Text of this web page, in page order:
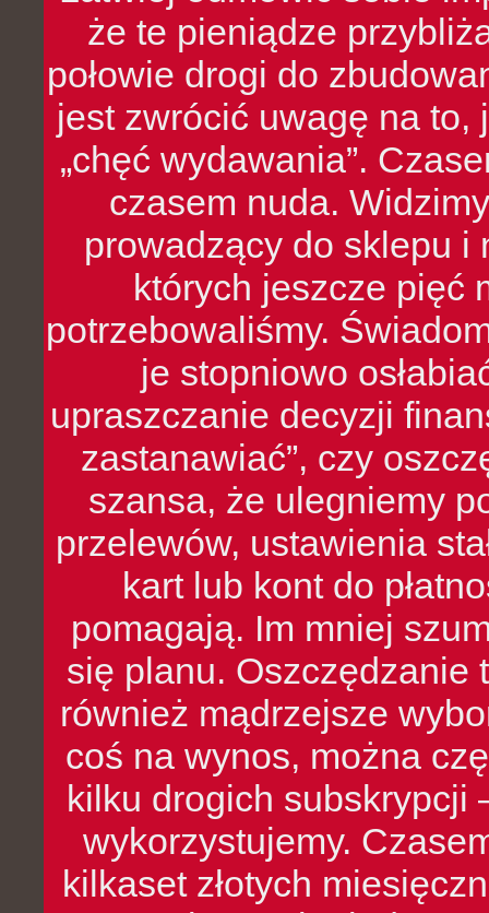
że te pieniądze
połowie drogi do
jest zwrócić uwagę na to,
„chęć wydawania”.
czasem nuda.
prowadzący do sklepu i
których jeszcze pięć
potrzebowaliśmy.
je stopniowo
upraszczanie decyzji
zastanawiać”, czy
szansa, że ulegniemy
przelewów, ustawienia
kart lub kont do
pomagają. Im mniej
się planu. Oszczędzanie
również mądrzejsze
coś na wynos, można
kilku drogich subskrypcji
wykorzystujemy.
kilkaset złotych